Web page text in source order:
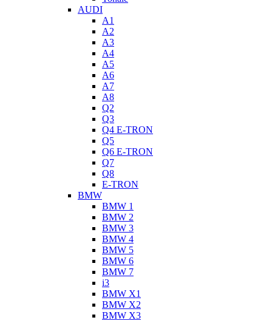
AUDI
A1
A2
A3
A4
A5
A6
A7
A8
Q2
Q3
Q4 E-TRON
Q5
Q6 E-TRON
Q7
Q8
E-TRON
BMW
BMW 1
BMW 2
BMW 3
BMW 4
BMW 5
BMW 6
BMW 7
i3
BMW X1
BMW X2
BMW X3